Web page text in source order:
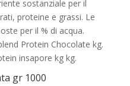
sostanziale per il
proteine e grassi. Le
per il % di acqua.
Protein Chocolate kg.
insapore kg kg.
gr 1000